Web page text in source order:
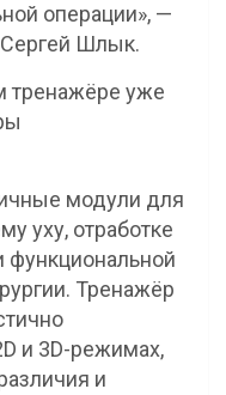
операции», —
Сергей Шлык.
тренажёре уже
модули для
уху, отработке
функциональной
Тренажёр
и 3D-режимах,
и